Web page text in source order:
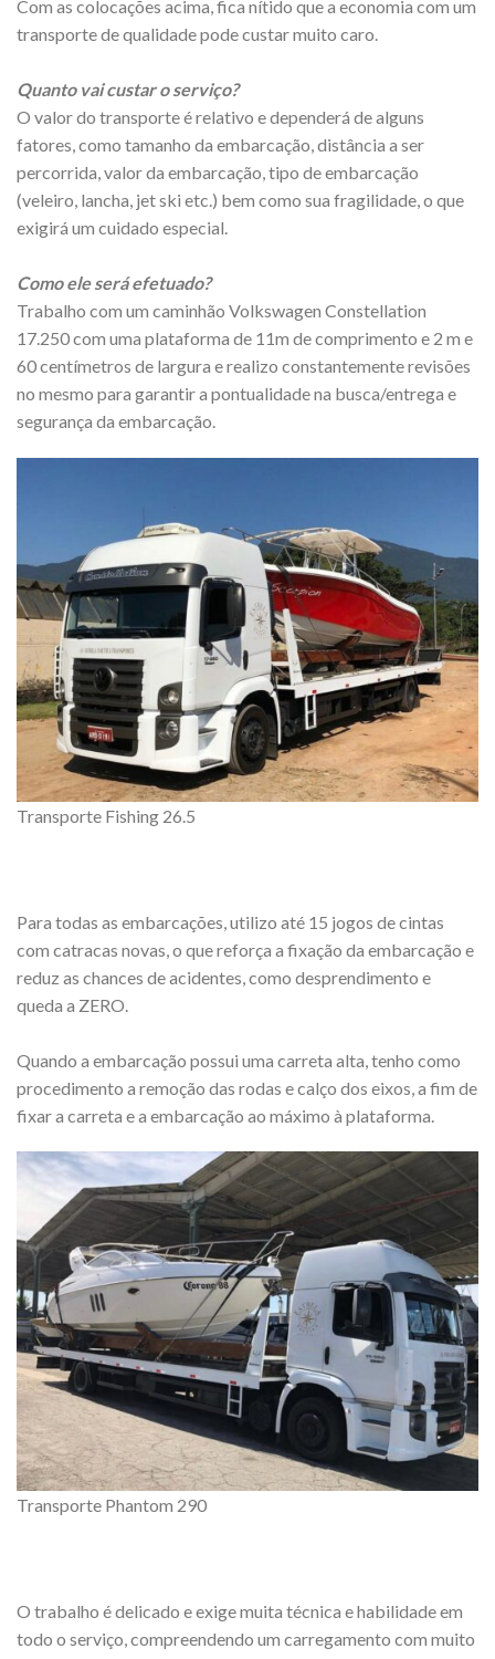
Com as colocações acima, fica nítido que a economia com um
transporte de qualidade pode custar muito caro.
Quanto vai custar o serviço?
O valor do transporte é relativo e dependerá de alguns
fatores, como tamanho da embarcação, distância a ser
percorrida, valor da embarcação, tipo de embarcação
(veleiro, lancha, jet ski etc.) bem como sua fragilidade, o que
exigirá um cuidado especial.
Como ele será efetuado?
Trabalho com um caminhão Volkswagen Constellation
17.250 com uma plataforma de 11m de comprimento e 2 m e
60 centímetros de largura e realizo constantemente revisões
no mesmo para garantir a pontualidade na busca/entrega e
segurança da embarcação.
Transporte Fishing 26.5
Para todas as embarcações, utilizo até 15 jogos de cintas
com catracas novas, o que reforça a fixação da embarcação e
reduz as chances de acidentes, como desprendimento e
queda a ZERO.
Quando a embarcação possui uma carreta alta, tenho como
procedimento a remoção das rodas e calço dos eixos, a fim de
fixar a carreta e a embarcação ao máximo à plataforma.
Transporte Phantom 290
O trabalho é delicado e exige muita técnica e habilidade em
todo o serviço, compreendendo um carregamento com muito